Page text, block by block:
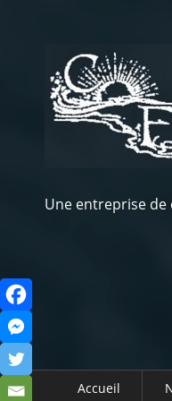
Une entreprise de
Accueil